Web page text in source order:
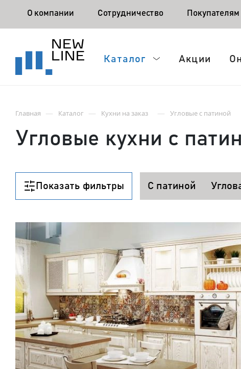
О компании Сотрудничество Покупателям
Каталог Акции
Главная — Каталог — Кухни на заказ — Угловые с патиной
Угловые кухни с
Показать фильтры С патиной